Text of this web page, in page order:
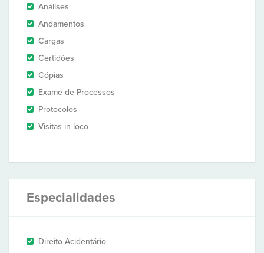
Análises
Andamentos
Cargas
Certidões
Cópias
Exame de Processos
Protocolos
Visitas in loco
Especialidades
Direito Acidentário